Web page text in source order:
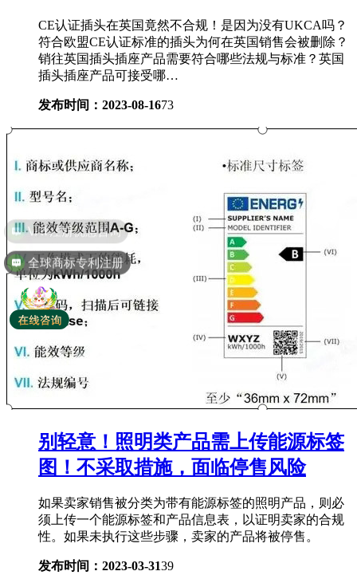
CE认证插头在英国竟然不合规！是因为没有UKCA吗？
符合欧盟CE认证标准的插头为何在英国销售会被删除？
销往英国插头插座产品需要符合哪些法规与标准？英国
插头插座产品可接受哪…
发布时间：2023-08-1673
别轻意！照明类产品需上传能源标签
图！不采取措施，面临停售风险
如果卖家销售被分类为带有能源标签的照明产品，则必
须上传一个能源标签和产品信息表，以证明卖家的合规
性。如果未执行这些步骤，卖家的产品将被停售。
发布时间：2023-03-3139
全球商标专利注册